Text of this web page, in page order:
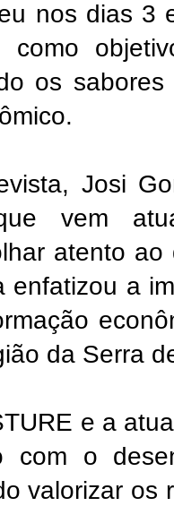
nos dias 3
os
Josi
vem
atento
enfatizou a
da Serra
e a
com o
valorizar os